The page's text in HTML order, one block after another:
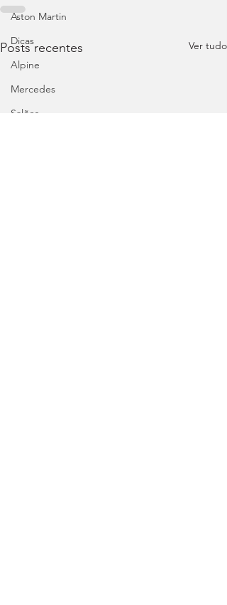
Aston Martin
Dicas
Alpine
Mercedes
Salões
Posts recentes Ver tudo